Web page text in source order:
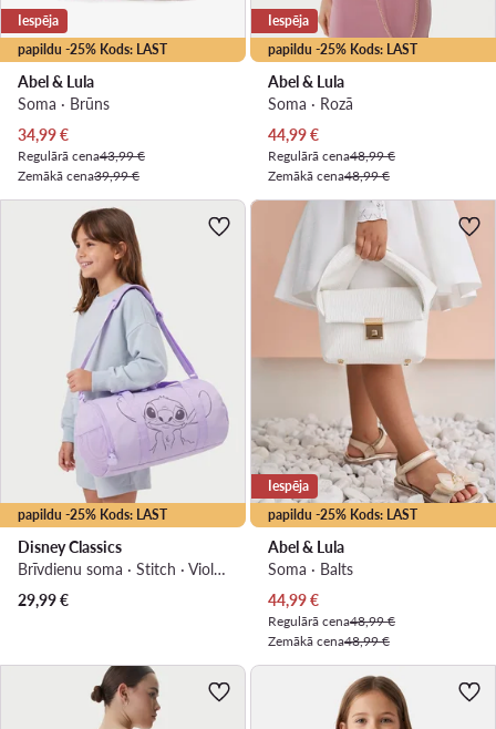
papildu -25% Kods: LAST
Iespēja
Abel & Lula
Soma · Brūns
Pašreizējā cena
34,99€
Regulārā cena43,99 €
Zemākā cena39,99 €
papildu -25% Kods: LAST
Iespēja
Abel & Lula
Soma · Rozā
Pašreizējā cena
44,99€
Regulārā cena48,99 €
Zemākā cena48,99 €
papildu -25% Kods: LAST
Disney Classics
Brīvdienu soma · Stitch · Violets
29,99€
papildu -25% Kods: LAST
Iespēja
Abel & Lula
Soma · Balts
Pašreizējā cena
44,99€
Regulārā cena48,99 €
Zemākā cena48,99 €